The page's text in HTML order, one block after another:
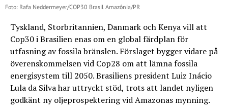
Foto: Rafa Neddermeyer/COP30 Brasil Amazônia/PR
Tyskland, Storbritannien, Danmark och Kenya vill att
Cop30 i Brasilien enas om en global färdplan för
utfasning av fossila bränslen. Förslaget bygger vidare på
överenskommelsen vid Cop28 om att lämna fossila
energisystem till 2050. Brasiliens president Luiz Inácio
Lula da Silva har uttryckt stöd, trots att landet nyligen
godkänt ny oljeprospektering vid Amazonas mynning.